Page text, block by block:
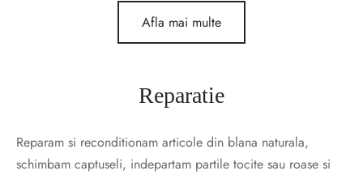
Afla mai multe
Reparatie
Reparam si reconditionam articole din blana naturala,
schimbam captuseli, indepartam partile tocite sau roase si